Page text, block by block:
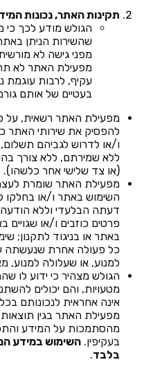
תקינות האתר, נכונות
הגולש מודע לכך כי
שהשירות הניתן באתר
מפני גישה לא
מפעילת האתר לא
עקיף, לרבות עוגמת
בעטיים של אותם
מפעילת האתר רשאית, על
להפסיק את שירותי האתר
ו/או לדרוש לגביהם
ללא שמירתם, ללא צורך
(או צד שלישי אחר כלשהו).
מפעילת האתר שומרת
דעתה הבלעדי וללא
פרטים כוזבים ו/או שגויים
באתר או בניגוד לתקנון;
כל פעולה אחרת שנעשתה
למנוע, או שעלולה
הגולש מצהיר כי ידוע לו
מטעויות, והם יכולים
אינה אחראית לנכונותם
מפעילת האתר בגין
מהסתמכות על המידע
בעקיפין. השימוש במידע
בלבד.